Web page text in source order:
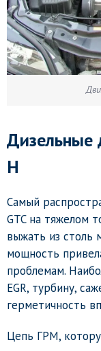
Дизельные
H
Самый
GTC на тяжелом
выжать из столь
мощность
проблемам.
EGR, турбину,
герметичность
Цепь ГРМ,